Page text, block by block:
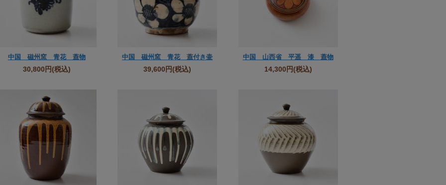
中国 磁州窯 青花 蓋物
30,800円(税込)
中国 磁州窯 青花 蓋付き壷
39,600円(税込)
中国 山西省 平遥 漆 蓋物
14,300円(税込)